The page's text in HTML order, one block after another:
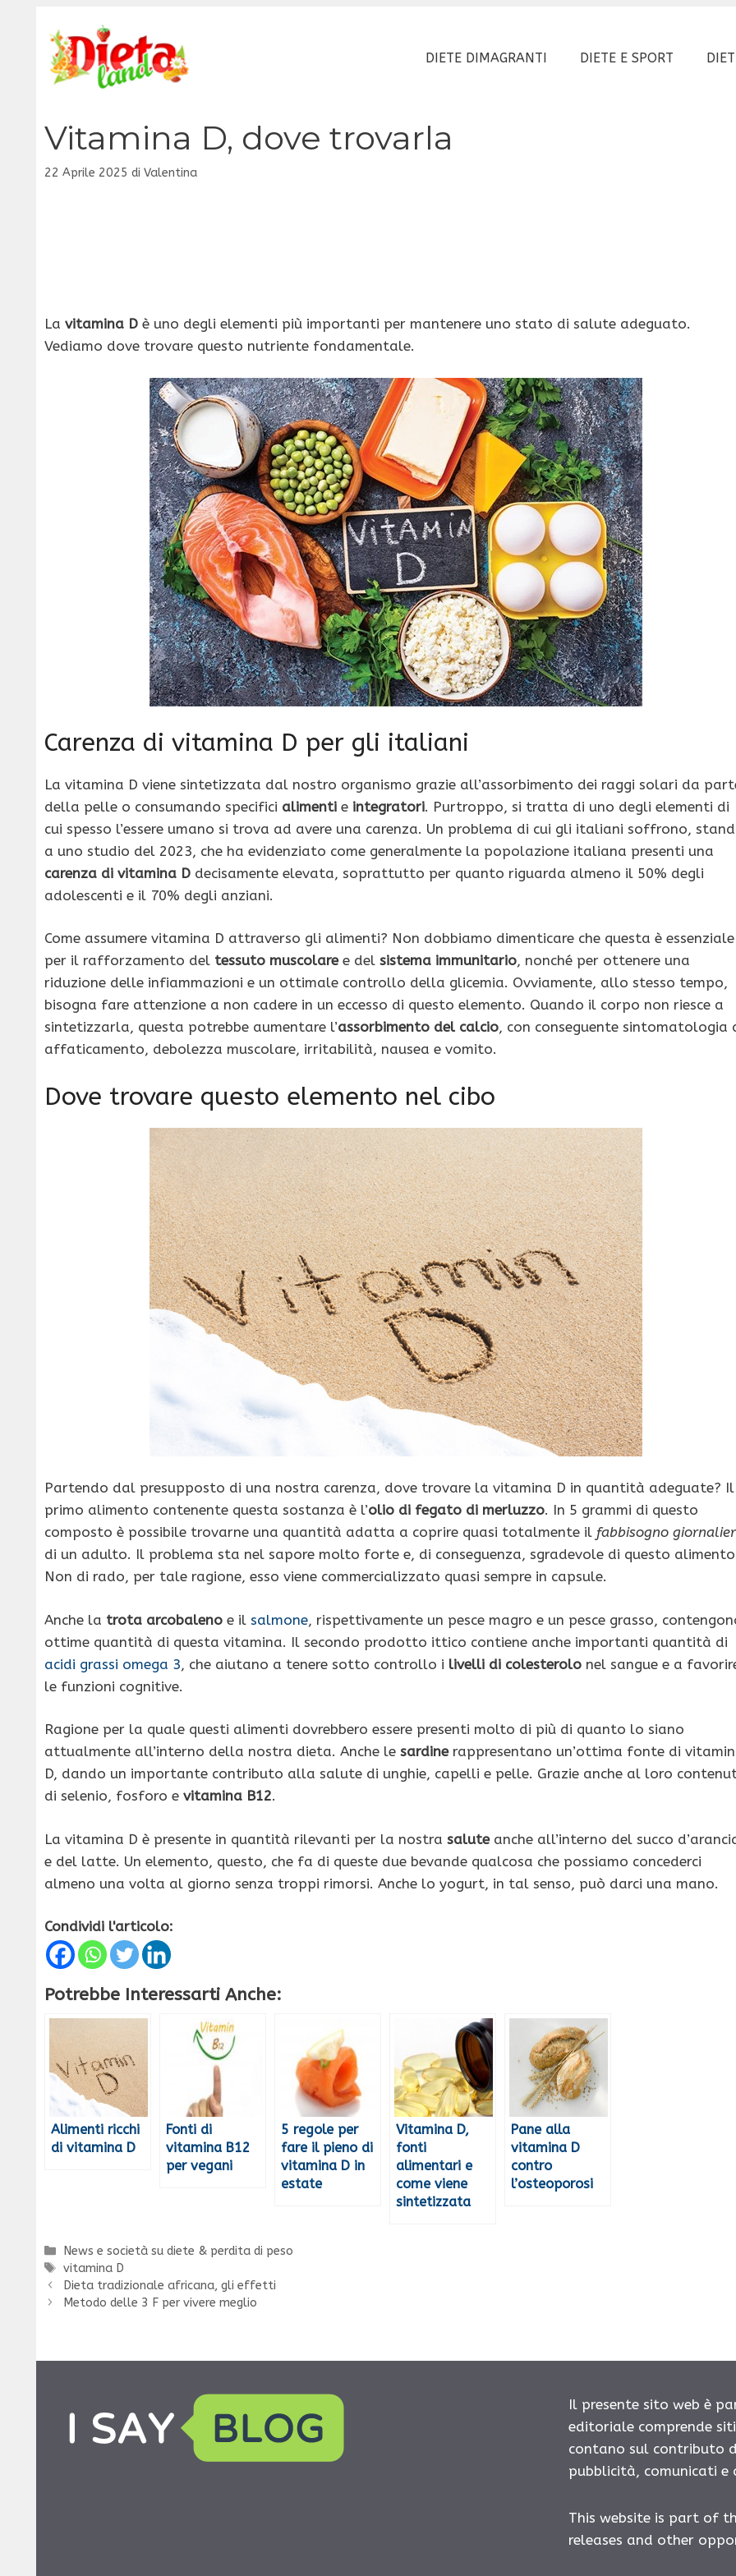
contenuto
DIETE DIMAGRANTI DIETE E SPORT
Vitamina D, dove trovarla
22 Aprile 2025 di Valentina
La vitamina D è uno degli elementi più importanti per mantenere uno stato di salute adeguato.
Vediamo dove trovare questo nutriente fondamentale.
Carenza di vitamina D per gli italiani
La vitamina D viene sintetizzata dal nostro organismo grazie all’assorbimento dei raggi solari da
della pelle o consumando specifici alimenti e integratori. Purtroppo, si tratta di uno degli elementi di
cui spesso l’essere umano si trova ad avere una carenza. Un problema di cui gli italiani soffrono,
a uno studio del 2023, che ha evidenziato come generalmente la popolazione italiana presenti una
carenza di vitamina D decisamente elevata, soprattutto per quanto riguarda almeno il 50% degli
adolescenti e il 70% degli anziani.
Come assumere vitamina D attraverso gli alimenti? Non dobbiamo dimenticare che questa è essenziale
per il rafforzamento del tessuto muscolaree del sistema immunitario, nonché per ottenere una
riduzione delle infiammazioni e un ottimale controllo della glicemia. Ovviamente, allo stesso tempo,
bisogna fare attenzione a non cadere in un eccesso di questo elemento. Quando il corpo non riesce a
sintetizzarla, questa potrebbe aumentare l’assorbimento del calcio, con conseguente sintomatologia
affaticamento, debolezza muscolare, irritabilità, nausea e vomito.
Dove trovare questo elemento nel cibo
Partendo dal presupposto di una nostra carenza, dove trovare la vitamina D in quantità adeguate? Il
primo alimento contenente questa sostanza è l’olio di fegato di merluzzo. In 5 grammi di questo
composto è possibile trovarne una quantità adatta a coprire quasi totalmente il fabbisogno
di un adulto. Il problema sta nel sapore molto forte e, di conseguenza, sgradevole di questo
Non di rado, per tale ragione, esso viene commercializzato quasi sempre in capsule.
Anche la trota arcobaleno e il salmone, rispettivamente un pesce magro e un pesce grasso,
ottime quantità di questa vitamina. Il secondo prodotto ittico contiene anche importanti quantità di
acidi grassi omega 3, che aiutano a tenere sotto controllo i livelli di colesterolo nel sangue e a
le funzioni cognitive.
Ragione per la quale questi alimenti dovrebbero essere presenti molto di più di quanto lo siano
attualmente all’interno della nostra dieta. Anche le sardinerappresentano un’ottima fonte di
D, dando un importante contributo alla salute di unghie, capelli e pelle. Grazie anche al loro
di selenio, fosforo e vitamina B12.
La vitamina D è presente in quantità rilevanti per la nostra saluteanche all’interno del succo
e del latte. Un elemento, questo, che fa di queste due bevande qualcosa che possiamo concederci
almeno una volta al giorno senza troppi rimorsi. Anche lo yogurt, in tal senso, può darci una mano.
Condividi l'articolo:
Potrebbe Interessarti Anche:
Alimenti ricchi
di vitamina D
Fonti di
vitamina B12
per vegani
5 regole per
fare il pieno di
vitamina D in
estate
Vitamina D,
fonti
alimentari e
come viene
sintetizzata
Pane alla
vitamina D
contro
l’osteoporosi
Categorie
News e società su diete & perdita di peso
Tag
vitamina D
Dieta tradizionale africana, gli effetti
Metodo delle 3 F per vivere meglio
Il presente sito web è
editoriale comprende
contano sul contributo
pubblicità, comunicati e
This website is part of
releases and other